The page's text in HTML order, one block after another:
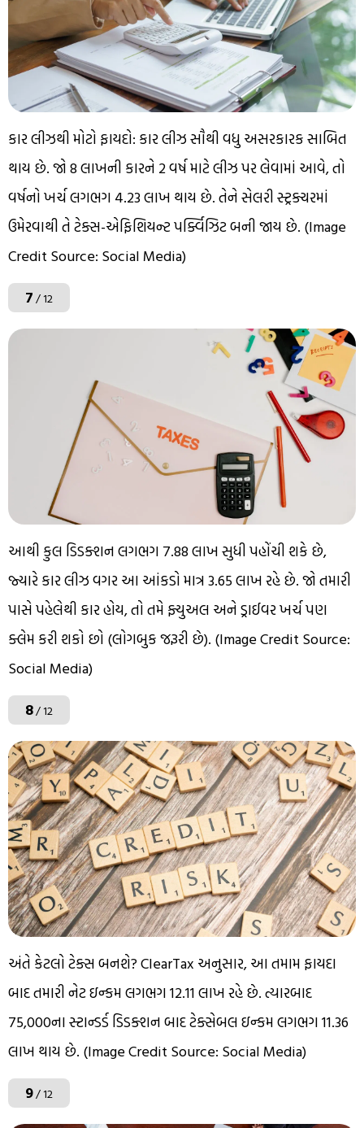
કાર લીઝથી મોટો ફાયદો: કાર લીઝ સૌથી વધુ અસરકારક સાબિત
થાય છે. જો ₹8 લાખની કારને 2 વર્ષ માટે લીઝ પર લેવામાં આવે, તો
વર્ષનો ખર્ચ લગભગ ₹4.23 લાખ થાય છે. તેને સેલરી સ્ટ્રક્ચરમાં
ઉમેરવાથી તે ટેક્સ-એફિશિયન્ટ પર્ક્વિઝિટ બની જાય છે. (Image
Credit Source: Social Media)
7/ 12
આથી કુલ ડિડક્શન લગભગ ₹7.88 લાખ સુધી પહોંચી શકે છે,
જ્યારે કાર લીઝ વગર આ આંકડો માત્ર ₹3.65 લાખ રહે છે. જો તમારી
પાસે પહેલેથી કાર હોય, તો તમે ફ્યુઅલ અને ડ્રાઈવર ખર્ચ પણ
ક્લેમ કરી શકો છો (લોગબુક જરૂરી છે). (Image Credit Source:
Social Media)
8/ 12
અંતે કેટલો ટેક્સ બનશે? ClearTax અનુસાર, આ તમામ ફાયદા
બાદ તમારી નેટ ઇન્કમ લગભગ ₹12.11 લાખ રહે છે. ત્યારબાદ
₹75,000ના સ્ટાન્ડર્ડ ડિડક્શન બાદ ટેક્સેબલ ઇન્કમ લગભગ ₹11.36
લાખ થાય છે. (Image Credit Source: Social Media)
9/ 12